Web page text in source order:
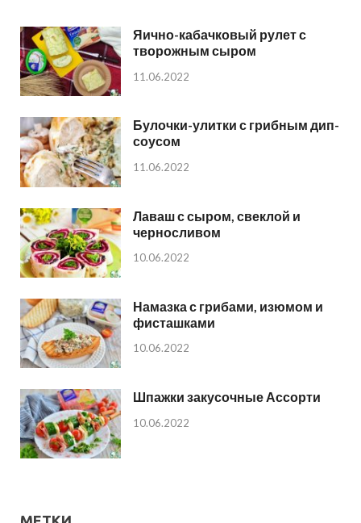
Яично-кабачковый рулет с
творожным сыром
11.06.2022
Булочки-улитки с грибным дип-
соусом
11.06.2022
Лаваш с сыром, свеклой и
черносливом
10.06.2022
Намазка с грибами, изюмом и
фисташками
10.06.2022
Шпажки закусочные Ассорти
10.06.2022